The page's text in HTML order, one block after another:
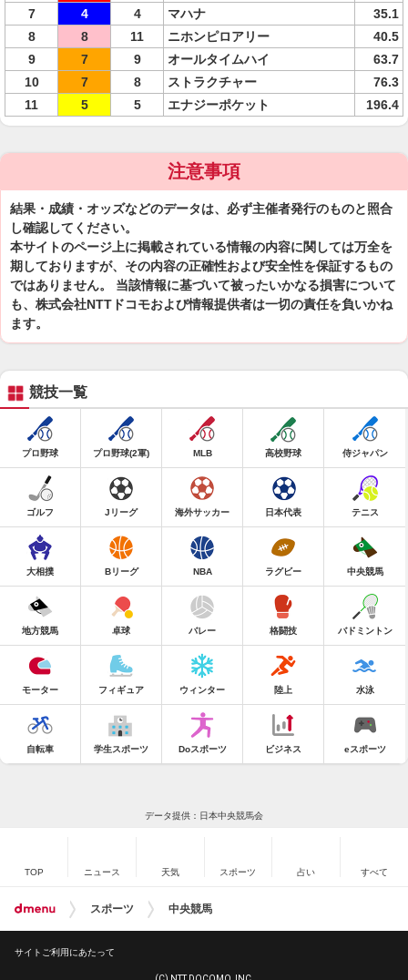
7
4 4 マハナ
35.1
8
8 11 ニホンピロアリー
40.5
9
7 9 オールタイムハイ
63.7
10
7 8 ストラクチャー
76.3
11
5 5 エナジーポケット 196.4
注意事項
結果・成績・オッズなどのデータは、必ず主催者発行のものと照合
し確認してください。
本サイトのページ上に掲載されている情報の内容に関しては万全を
期しておりますが、その内容の正確性および安全性を保証するもの
ではありません。 当該情報に基づいて被ったいかなる損害について
も、株式会社NTTドコモおよび情報提供者は一切の責任を負いかね
ます。
競技一覧
プロ野球 プロ野球(2軍) MLB 高校野球 侍ジャパン
ゴルフ Jリーグ 海外サッカー 日本代表 テニス
大相撲 Bリーグ NBA ラグビー 中央競馬
地方競馬 卓球 バレー 格闘技 バドミントン
モーター フィギュア ウィンター 陸上 水泳
自転車 学生スポーツ Doスポーツ ビジネス eスポーツ
データ提供：日本中央競馬会
TOP ニュース 天気 スポーツ 占い すべて
スポーツ 中央競馬
サイトご利用にあたって